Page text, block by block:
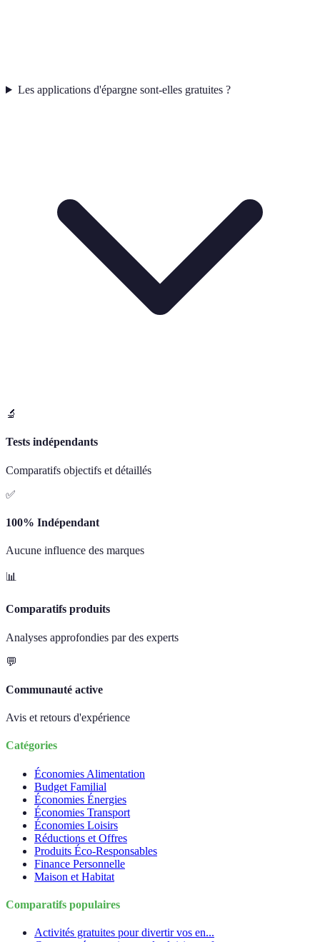
Les applications d'épargne sont-elles gratuites ?
🔬
Tests indépendants
Comparatifs objectifs et détaillés
✅
100% Indépendant
Aucune influence des marques
📊
Comparatifs produits
Analyses approfondies par des experts
💬
Communauté active
Avis et retours d'expérience
Catégories
Économies Alimentation
Budget Familial
Économies Énergies
Économies Transport
Économies Loisirs
Réductions et Offres
Produits Éco-Responsables
Finance Personnelle
Maison et Habitat
Comparatifs populaires
Activités gratuites pour divertir vos en...